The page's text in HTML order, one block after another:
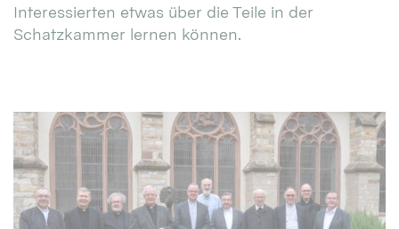
Interessierten etwas über die Teile in der
Schatzkammer lernen können.